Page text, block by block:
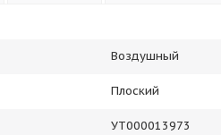
Воздушный
Плоский
УТ000013973